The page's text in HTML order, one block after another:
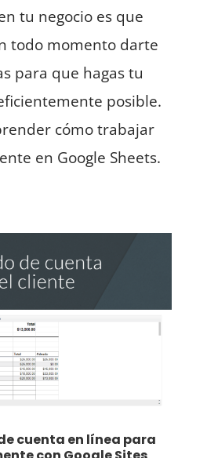
tu negocio es que
todo momento darte
para que hagas tu
posible.
cómo trabajar
en Google Sheets.
cuenta en línea para